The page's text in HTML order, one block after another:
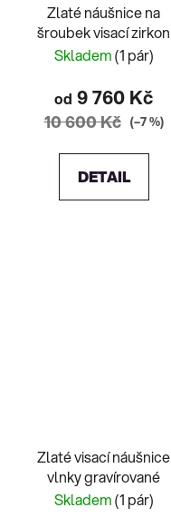
Zlaté náušnice na
šroubek visací zirkon
Skladem(1 pár)
od 9 760 Kč
10 600 Kč (–7 %)
DETAIL
Zlaté visací náušnice
vlnky gravírované
Skladem(1 pár)